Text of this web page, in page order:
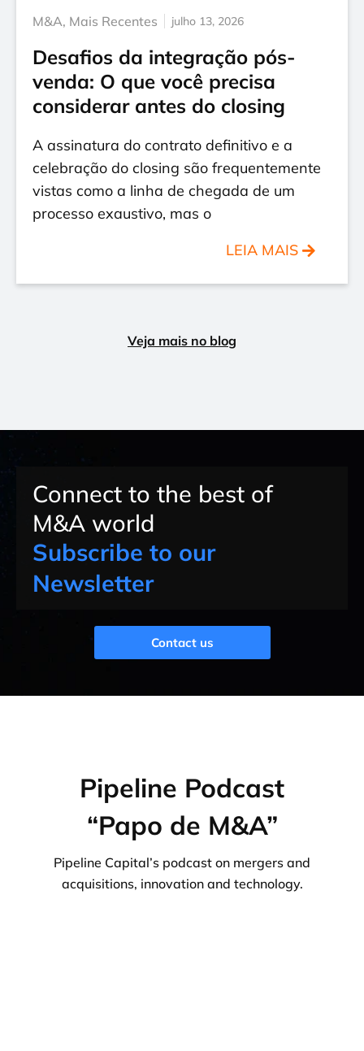
M&A, Mais Recentes julho 13, 2026
Desafios da integração pós-
venda: O que você precisa
considerar antes do closing
A assinatura do contrato definitivo e a
celebração do closing são frequentemente
vistas como a linha de chegada de um
processo exaustivo, mas o
LEIA MAIS
Veja mais no blog
Connect to the best of
M&A world
Subscribe to our
Newsletter
Contact us
Pipeline Podcast
“Papo de M&A”
Pipeline Capital’s podcast on mergers and
acquisitions, innovation and technology.